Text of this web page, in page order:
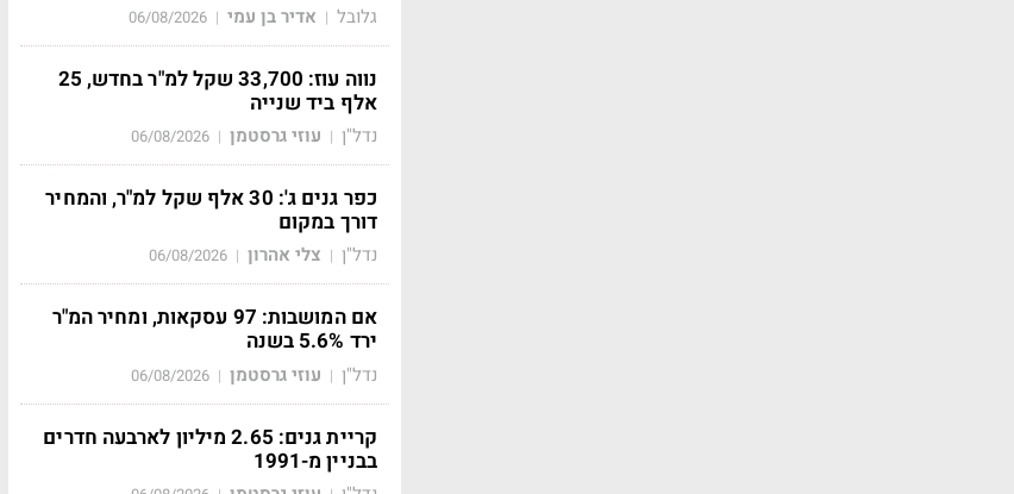
גלובל | אדיר בן עמי |
06/08/2026
נווה עוז: 33,700 שקל למ"ר בחדש, 25
אלף ביד שנייה
נדל"ן | עוזי גרסטמן |
06/08/2026
כפר גנים ג': 30 אלף שקל למ"ר, והמחיר
דורך במקום
נדל"ן | צלי אהרון |
06/08/2026
אם המושבות: 97 עסקאות, ומחיר המ"ר
ירד 5.6% בשנה
נדל"ן | עוזי גרסטמן |
06/08/2026
קריית גנים: 2.65 מיליון לארבעה חדרים
בבניין מ-1991